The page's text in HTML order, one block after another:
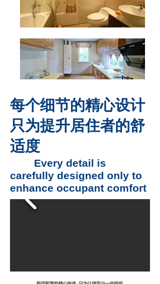
每个细节的精心设计
只为提升居住者的舒
适度
Every detail is
carefully designed only to
enhance occupant comfort